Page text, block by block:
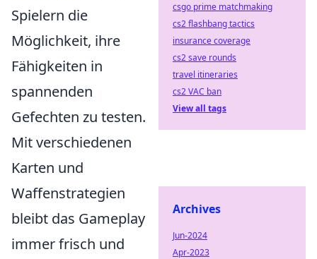
Spielern die
Möglichkeit, ihre
Fähigkeiten in
spannenden
Gefechten zu testen.
Mit verschiedenen
Karten und
Waffenstrategien
bleibt das Gameplay
immer frisch und
csgo prime matchmaking
cs2 flashbang tactics
insurance coverage
cs2 save rounds
travel itineraries
cs2 VAC ban
View all tags
Archives
Jun-2024
Apr-2023